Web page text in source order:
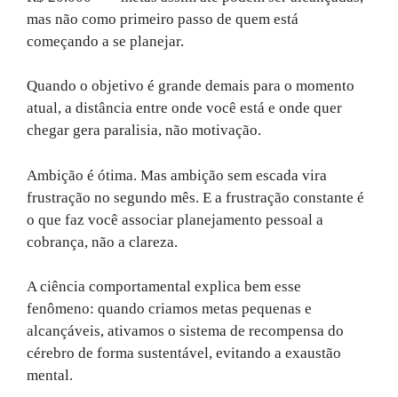
mas não como primeiro passo de quem está
começando a se planejar.
Quando o objetivo é grande demais para o momento
atual, a distância entre onde você está e onde quer
chegar gera paralisia, não motivação.
Ambição é ótima. Mas ambição sem escada vira
frustração no segundo mês. E a frustração constante é
o que faz você associar planejamento pessoal a
cobrança, não a clareza.
A ciência comportamental explica bem esse
fenômeno: quando criamos metas pequenas e
alcançáveis, ativamos o sistema de recompensa do
cérebro de forma sustentável, evitando a exaustão
mental.